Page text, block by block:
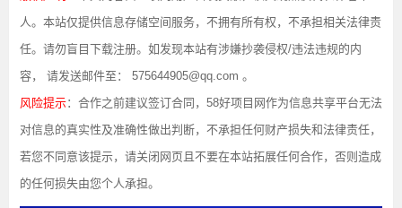
人。本站仅提供信息存储空间服务，不拥有所有权，不承担相关法律责
任。请勿盲目下载注册。如发现本站有涉嫌抄袭侵权/违法违规的内
容， 请发送邮件至： 575644905@qq.com 。
风险提示：合作之前建议签订合同，58好项目网作为信息共享平台无法
对信息的真实性及准确性做出判断，不承担任何财产损失和法律责任，
若您不同意该提示，请关闭网页且不要在本站拓展任何合作，否则造成
的任何损失由您个人承担。